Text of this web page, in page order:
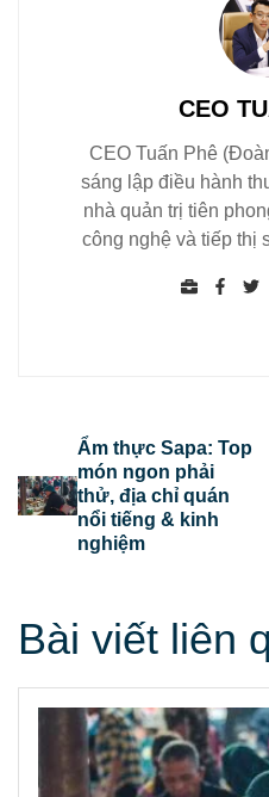
CEO
CEO Tuấn Phê
sáng lập điều hành
nhà quản trị tiên
công nghệ và tiếp thị
Ẩm thực Sapa: Top
món ngon phải
thử, địa chỉ quán
nổi tiếng & kinh
nghiệm
Bài viết liên